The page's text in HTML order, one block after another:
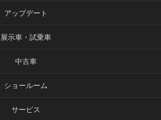
アップデート
展示車・試乗車
中古車
ショールーム
サービス